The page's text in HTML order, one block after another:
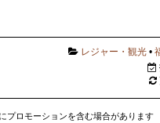
レジャー・観光 •
プロモーションを含む場合があります